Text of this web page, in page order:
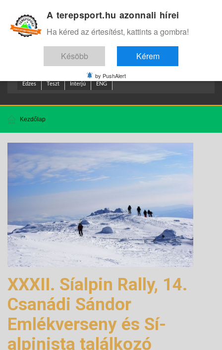
Edzes Teszt Interjú ENG
Kezdőlap
XXXII. Síalpin Rally, 14.
Csanádi Sándor
Emlékverseny és Sí-
alpinista találkozó
A terepsport.hu azonnali hírei
Ha kéred az értesítést, kattints a gombra!
Késöbb Kérem
by PushAlert